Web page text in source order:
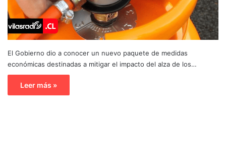
El Gobierno dio a conocer un nuevo paquete de medidas
económicas destinadas a mitigar el impacto del alza de los…
Leer más »